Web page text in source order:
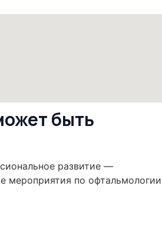
быть
развитие —
мероприятия по офтальмологии